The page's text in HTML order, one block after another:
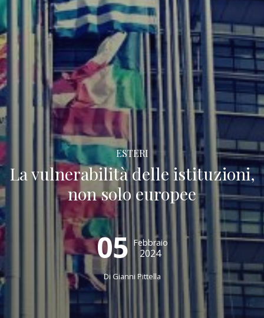
ESTERI
La vulnerabilità delle istituzioni,
non solo europee
05 Febbraio
2024
Di Gianni Pittella